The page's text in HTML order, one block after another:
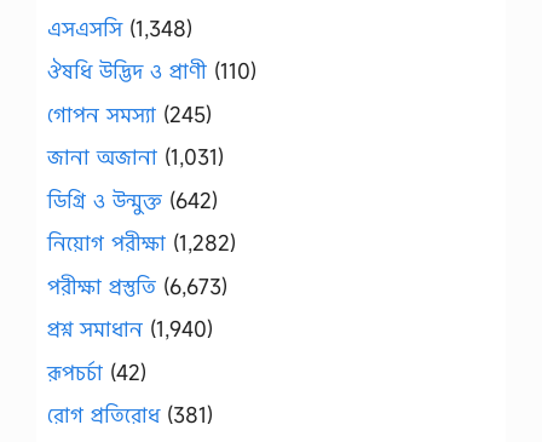
এসএসসি(1,348)
ঔষধি উদ্ভিদ ও প্রাণী (110)
গোপন সমস্যা (245)
জানা অজানা (1,031)
ডিগ্রি ও উন্মুক্ত (642)
নিয়োগ পরীক্ষা (1,282)
পরীক্ষা প্রস্তুতি (6,673)
প্রশ্ন সমাধান (1,940)
রূপচর্চা (42)
রোগ প্রতিরোধ(381)